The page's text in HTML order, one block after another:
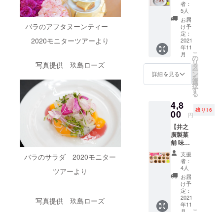
バラのアフタヌーンティー
2020モニターツアーより
写真提供 玖島ローズ
バラのサラダ 2020モニター
ツアーより
写真提供 玖島ローズ
賞味期
限 発
送から
約1年 ●
葛の花
びらド
レッシ
ング(1
ゆぅ
わ〜く
限 発
送から
約2ヶ月
●飛騨の
森のグ
ラノー
ラ 野草
(200g)
飛騨
かわい
やまさ
ち工房
賞味期
味期限
尾農園
のトマ
ト
ジュー
180ml 3
本 ●お
礼のお
手紙 賞
味期
2022年
10月 井
関農
園
2022年
8月 長
尾農
園
2022年
8月 ※３
種類各
１本ず
つを箱
詰めし
券 2
枚】 ◆
お届け
内容◆
●喫茶あ
ん イタ
スパ・
バラド
リンク
セット
食事券
リンク
は、フ
レー
バーラ
テ、フ
レー
バーミ
ルク、
スムー
ジーか
ら１つ
選択で
きま
す。 使
者：
5人
お届
け予
定：
2021
年11
月
詳細を見る
こ
の
リ
タ
ー
ン
を
選
択
す
る
4,8
00 円
残り16
【井之
廣製菓
舗 味噌
煎餅 よ
くばり
全種類
セッ
ト】 全
ての味
を試し
たいあ
支援
者：
4人
お届
け予
定：
2021
年11